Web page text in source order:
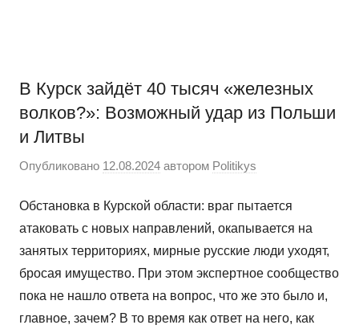
на
WordPress
В Курск зайдёт 40 тысяч «железных
волков?»: Возможный удар из Польши
и Литвы
Опубликовано 12.08.2024 автором Politikys
Обстановка в Курской области: враг пытается
атаковать с новых направлений, окапывается на
занятых территориях, мирные русские люди уходят,
бросая имущество. При этом экспертное сообщество
пока не нашло ответа на вопрос, что же это было и,
главное, зачем? В то время как ответ на него, как